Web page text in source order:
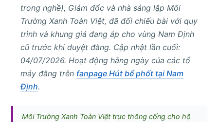
trong nghề), Giám đốc và nhà sáng lập Môi
Trường Xanh Toàn Việt, đã đối chiếu bài với quy
trình và khung giá đang áp cho vùng Nam Định
cũ trước khi duyệt đăng. Cập nhật lần cuối:
04/07/2026. Hoạt động hằng ngày của các tổ
máy đăng trên fanpage Hút bể phốt tại Nam
Định.
Môi Trường Xanh Toàn Việt trực thông cống cho hộ